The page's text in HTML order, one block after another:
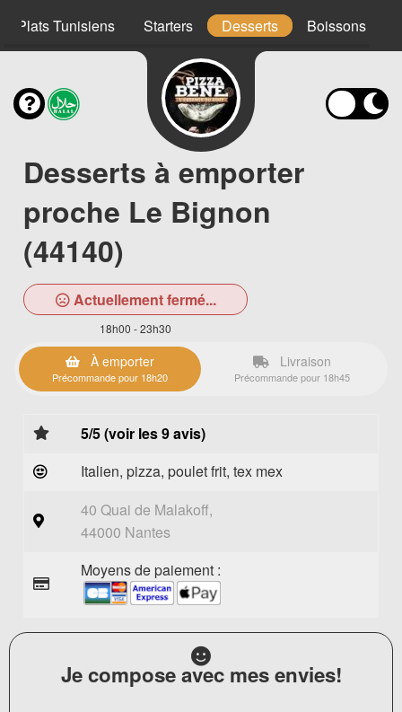
Plats Tunisiens Starters Desserts Boissons
Desserts à emporter
proche Le Bignon
(44140)
Actuellement fermé...
18h00 - 23h30
À emporter
Précommande pour 18h20
Livraison
Précommande pour 18h45
5/5 (voir les 9 avis)
Italien, pizza, poulet frit, tex mex
40 Quai de Malakoff,
44000 Nantes
Moyens de paiement :
Je compose avec mes envies!